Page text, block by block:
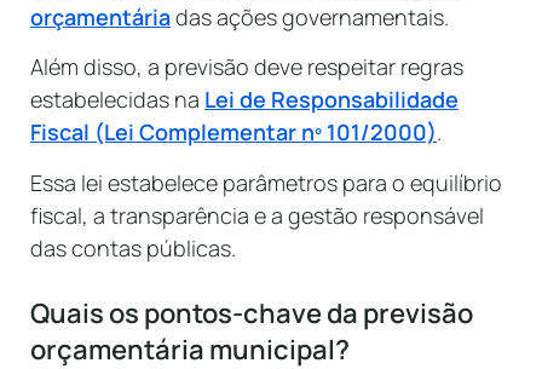
orçamentáriadas ações governamentais.
Além disso, a previsão deve respeitar regras
estabelecidas na Lei de Responsabilidade
Fiscal (Lei Complementar nº 101/2000).
Essa lei estabelece parâmetros para o equilíbrio
fiscal, a transparência e a gestão responsável
das contas públicas.
Quais os pontos-chave da previsão
orçamentária municipal?